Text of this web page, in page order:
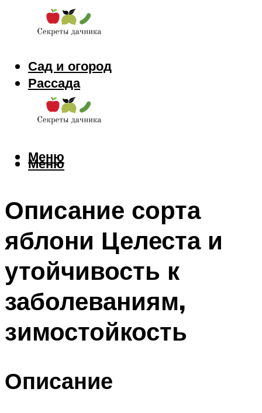
Сад и огород
Рассада
Цветы
Заготовки
Меню
Меню
Описание сорта
яблони Целеста и
утойчивость к
заболеваниям,
зимостойкость
Описание